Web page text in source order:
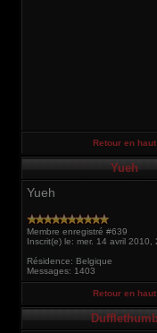
Retour en haut
Yueh
Yueh
Membre enregistré #639
Inscrit(e) le: mer. 14 avril 2010,
Résidence: Belgique
Messages: 1403
Retour en haut